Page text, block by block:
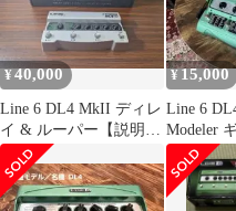
¥40,000
Line 6 DL4 MkII ディレ
イ & ルーパー【説明欄
必読】
¥15,000
Line 6
Modeler
クター